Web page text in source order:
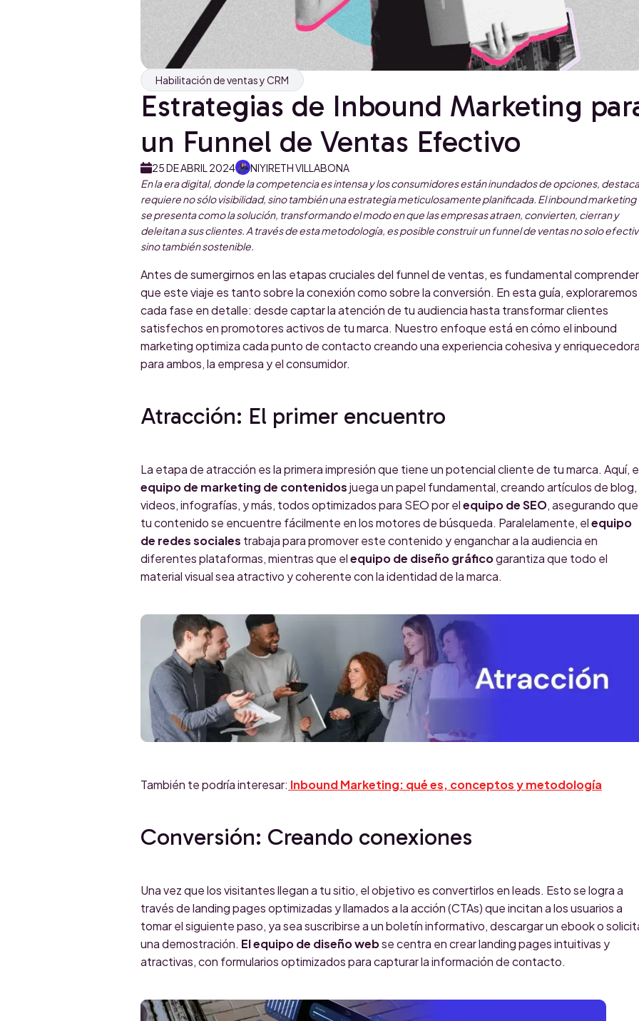
Habilitación de ventas y CRM
Estrategias de Inbound Marketing
un Funnel de Ventas Efectivo
25 DE ABRIL 2024
NIYIRETH VILLABONA
En la era digital, donde la competencia es intensa y los consumidores están inundados de opciones,
requiere no sólo visibilidad, sino también una estrategia meticulosamente planificada. El inbound marketing
se presenta como la solución, transformando el modo en que las empresas atraen, convierten, cierran y
deleitan a sus clientes. A través de esta metodología, es posible construir un funnel de ventas no solo
sino también sostenible.
Antes de sumergirnos en las etapas cruciales del funnel de ventas, es fundamental comprender
que este viaje es tanto sobre la conexión como sobre la conversión. En esta guía, exploraremos
cada fase en detalle: desde captar la atención de tu audiencia hasta transformar clientes
satisfechos en promotores activos de tu marca. Nuestro enfoque está en cómo el inbound
marketing optimiza cada punto de contacto creando una experiencia cohesiva y
para ambos, la empresa y el consumidor.
Atracción: El primer encuentro
La etapa de atracción es la primera impresión que tiene un potencial cliente de tu marca. Aquí,
equipo de marketing de contenidosjuega un papel fundamental, creando artículos de blog,
videos, infografías, y más, todos optimizados para SEO por elequipo de SEO, asegurando que
tu contenido se encuentre fácilmente en los motores de búsqueda. Paralelamente, elequipo
de redes sociales trabaja para promover este contenido y enganchar a la audiencia en
diferentes plataformas, mientras que elequipo de diseño gráficogarantiza que todo el
material visual sea atractivo y coherente con la identidad de la marca.
También te podría interesar: Inbound Marketing: qué es, conceptos y metodología
Conversión: Creando conexiones
Una vez que los visitantes llegan a tu sitio, el objetivo es convertirlos en leads. Esto se logra a
través de landing pages optimizadas y llamados a la acción (CTAs) que incitan a los usuarios a
tomar el siguiente paso, ya sea suscribirse a un boletín informativo, descargar un ebook o
una demostración. El equipo de diseño webse centra en crear landing pages intuitivas y
atractivas, con formularios optimizados para capturar la información de contacto.